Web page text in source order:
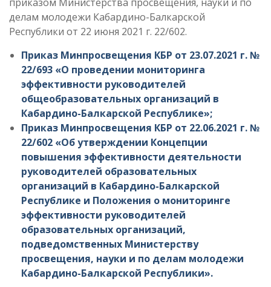
делам молодежи Кабардино-Балкарской
Республики от 22 июня 2021 г. 22/602.
Приказ Минпросвещения КБР от 23.07.2021 г. №
22/693 «О проведении мониторинга
эффективности руководителей
общеобразовательных организаций в
Кабардино-Балкарской Республике»;
Приказ Минпросвещения КБР от 22.06.2021 г. №
22/602 «Об утверждении Концепции
повышения эффективности деятельности
руководителей образовательных
организаций в Кабардино-Балкарской
Республике и Положения о мониторинге
эффективности руководителей
образовательных организаций,
подведомственных Министерству
просвещения, науки и по делам молодежи
Кабардино-Балкарской Республики».